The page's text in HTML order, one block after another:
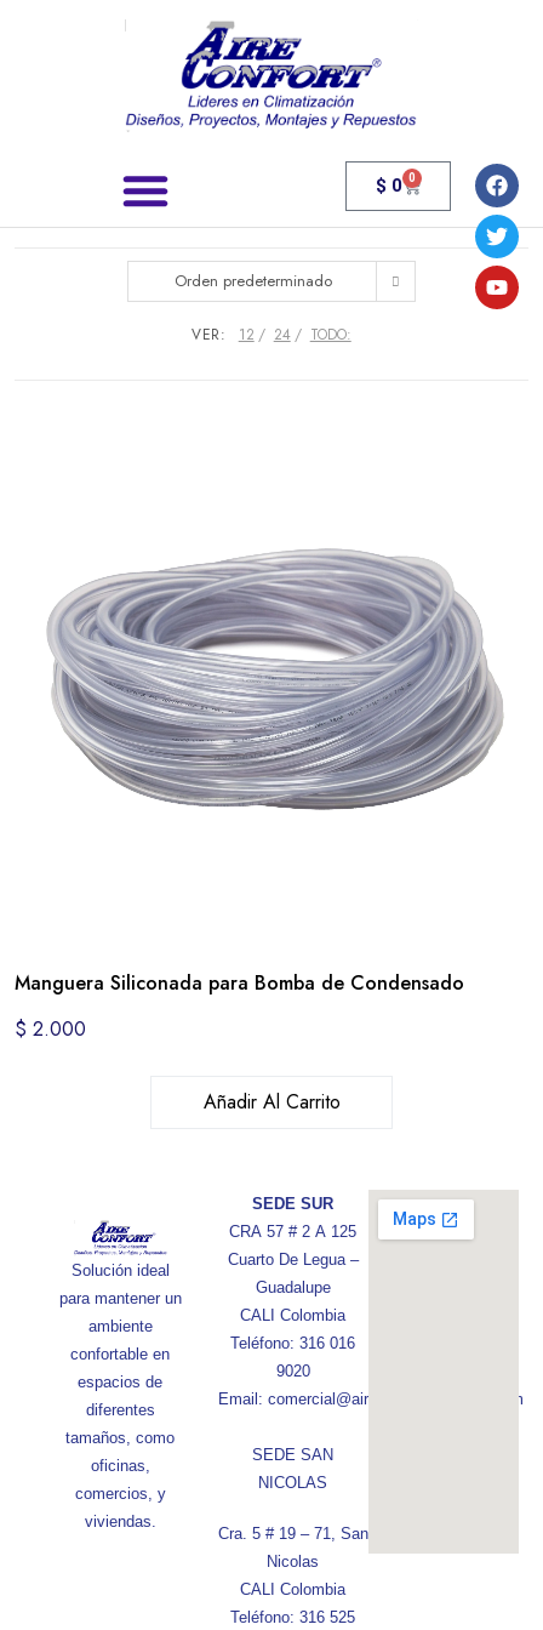
$ 0 0
Orden predeterminado
VER: 12 24 TODO:
Manguera Siliconada para Bomba de Condensado
$ 2.000
Añadir Al Carrito
Solución ideal
para mantener un
ambiente
confortable en
espacios de
diferentes
tamaños, como
oficinas,
comercios, y
viviendas.
SEDE SUR
CRA 57 # 2 A 125
Cuarto De Legua –
Guadalupe
CALI Colombia
Teléfono: 316 016
9020
Email: comercial@aireconfortcolombia.com
SEDE SAN
NICOLAS
Cra. 5 # 19 – 71, San
Nicolas
CALI Colombia
Teléfono: 316 525